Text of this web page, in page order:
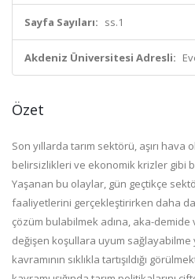
Sayfa Sayıları: ss.1
Akdeniz Üniversitesi Adresli:
Özet
Son yıllarda tarım sektörü, aşırı hava
belirsizlikleri ve ekonomik krizler gibi
Yaşanan bu olaylar, gün geçtikçe
faaliyetlerini gerçekleştirirken daha
çözüm bulabilmek adına, aka-demide
değişen koşullara uyum sağlayabilme
kavramının sıklıkla tartışıldığı